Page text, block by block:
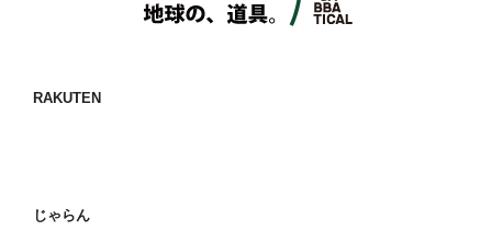
RAKUTEN